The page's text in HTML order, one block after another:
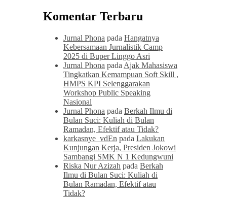
Komentar Terbaru
Jurnal Phona pada Hangatnya
Kebersamaan Jurnalistik Camp
2025 di Buper Linggo Asri
Jurnal Phona pada Ajak Mahasiswa
Tingkatkan Kemampuan Soft Skill ,
HMPS KPI Selenggarakan
Workshop Public Speaking
Nasional
Jurnal Phona pada Berkah Ilmu di
Bulan Suci: Kuliah di Bulan
Ramadan, Efektif atau Tidak?
karkasnye_vdEn pada Lakukan
Kunjungan Kerja, Presiden Jokowi
Sambangi SMK N 1 Kedungwuni
Riska Nur Azizah pada Berkah
Ilmu di Bulan Suci: Kuliah di
Bulan Ramadan, Efektif atau
Tidak?